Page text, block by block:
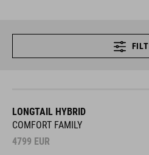
LONGTAIL HYBRID
COMFORT FAMILY
4799 EUR